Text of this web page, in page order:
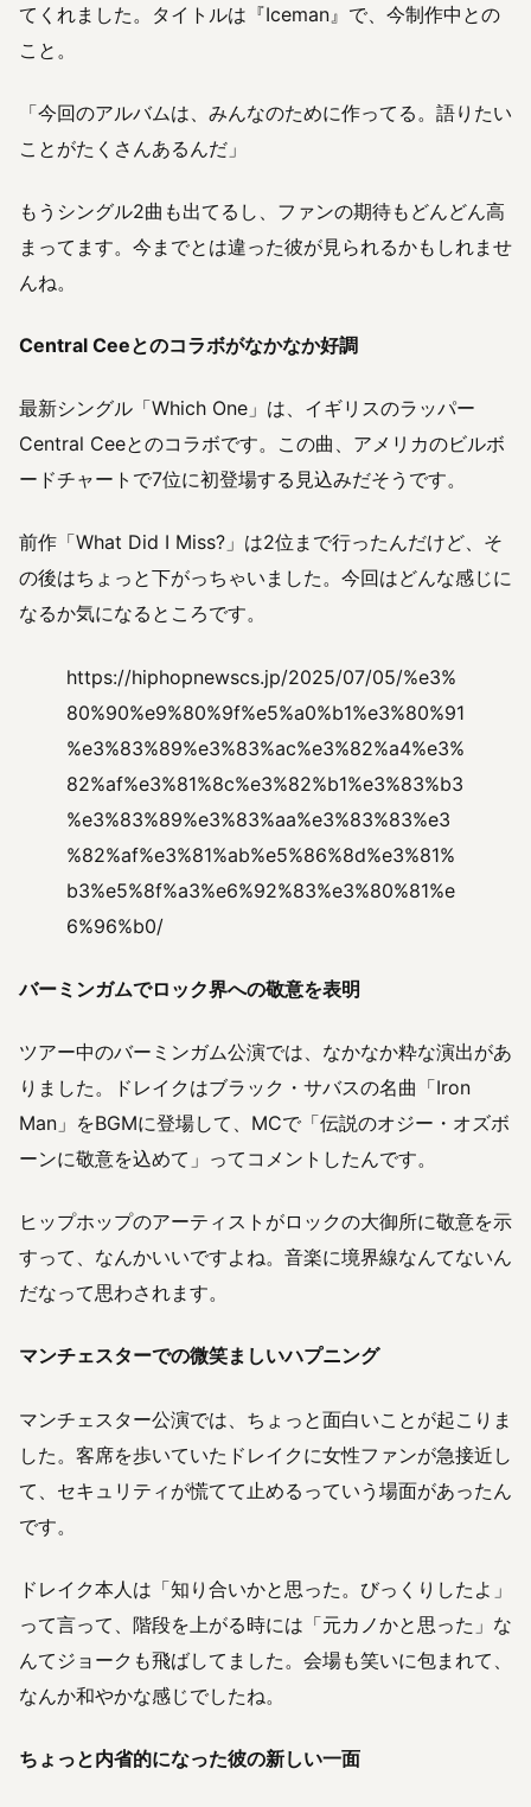
てくれました。タイトルは『Iceman』で、今制作中との
こと。
「今回のアルバムは、みんなのために作ってる。語りたい
ことがたくさんあるんだ」
もうシングル2曲も出てるし、ファンの期待もどんどん高
まってます。今までとは違った彼が見られるかもしれませ
んね。
Central Ceeとのコラボがなかなか好調
最新シングル「Which One」は、イギリスのラッパー
Central Ceeとのコラボです。この曲、アメリカのビルボ
ードチャートで7位に初登場する見込みだそうです。
前作「What Did I Miss?」は2位まで行ったんだけど、そ
の後はちょっと下がっちゃいました。今回はどんな感じに
なるか気になるところです。
https://hiphopnewscs.jp/2025/07/05/%e3%
80%90%e9%80%9f%e5%a0%b1%e3%80%91
%e3%83%89%e3%83%ac%e3%82%a4%e3%
82%af%e3%81%8c%e3%82%b1%e3%83%b3
%e3%83%89%e3%83%aa%e3%83%83%e3
%82%af%e3%81%ab%e5%86%8d%e3%81%
b3%e5%8f%a3%e6%92%83%e3%80%81%e
6%96%b0/
バーミンガムでロック界への敬意を表明
ツアー中のバーミンガム公演では、なかなか粋な演出があ
りました。ドレイクはブラック・サバスの名曲「Iron
Man」をBGMに登場して、MCで「伝説のオジー・オズボ
ーンに敬意を込めて」ってコメントしたんです。
ヒップホップのアーティストがロックの大御所に敬意を示
すって、なんかいいですよね。音楽に境界線なんてないん
だなって思わされます。
マンチェスターでの微笑ましいハプニング
マンチェスター公演では、ちょっと面白いことが起こりま
した。客席を歩いていたドレイクに女性ファンが急接近し
て、セキュリティが慌てて止めるっていう場面があったん
です。
ドレイク本人は「知り合いかと思った。びっくりしたよ」
って言って、階段を上がる時には「元カノかと思った」な
んてジョークも飛ばしてました。会場も笑いに包まれて、
なんか和やかな感じでしたね。
ちょっと内省的になった彼の新しい一面